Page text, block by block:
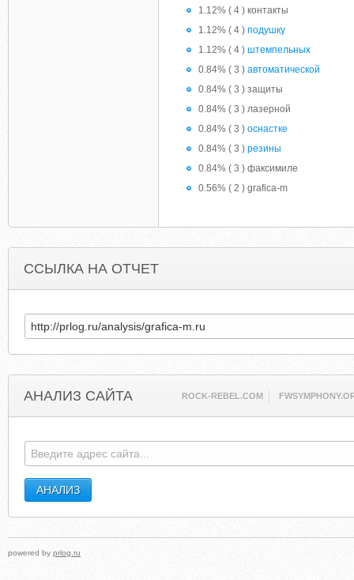
1.12% ( 4 ) контакты
1.12% ( 4 ) подушку
1.12% ( 4 ) штемпельных
0.84% ( 3 ) автоматической
0.84% ( 3 ) защиты
0.84% ( 3 ) лазерной
0.84% ( 3 ) оснастке
0.84% ( 3 ) резины
0.84% ( 3 ) факсимиле
0.56% ( 2 ) grafica-m
ССЫЛКА НА ОТЧЕТ
АНАЛИЗ САЙТА ROCK-REBEL.COM
powered by prlog.ru